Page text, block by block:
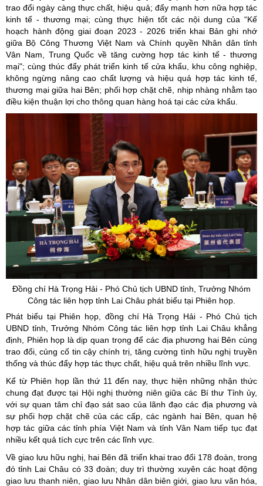
trao đổi ngày càng thực chất, hiệu quả; đẩy mạnh hơn nữa hợp tác
kinh tế - thương mại; cùng thực hiện tốt các nội dung của “Kế
hoạch hành động giai đoạn 2023 - 2026 triển khai Bản ghi nhớ
giữa Bộ Công Thương Việt Nam và Chính quyền Nhân dân tỉnh
Vân Nam, Trung Quốc về tăng cường hợp tác kinh tế - thương
mại"; cùng thúc đẩy phát triển kinh tế cửa khẩu, khu công nghiệp,
không ngừng nâng cao chất lượng và hiệu quả hợp tác kinh tế,
thương mại giữa hai Bên; phối hợp chặt chẽ, nhịp nhàng nhằm tạo
điều kiện thuận lợi cho thông quan hàng hoá tại các cửa khẩu.
Đồng chí Hà Trọng Hải - Phó Chủ tịch UBND tỉnh, Trưởng Nhóm
Công tác liên hợp tỉnh Lai Châu phát biểu tại Phiên họp.
Phát biểu tại Phiên họp, đồng chí Hà Trọng Hải - Phó Chủ tịch
UBND tỉnh, Trưởng Nhóm Công tác liên hợp tỉnh Lai Châu khẳng
định, Phiên họp là dịp quan trọng để các địa phương hai Bên cùng
trao đổi, củng cố tin cậy chính trị, tăng cường tình hữu nghị truyền
thống và thúc đẩy hợp tác thực chất, hiệu quả trên nhiều lĩnh vực.
Kể từ Phiên họp lần thứ 11 đến nay, thực hiện những nhận thức
chung đạt được tại Hội nghị thường niên giữa các Bí thư Tỉnh ủy,
với sự quan tâm chỉ đạo sát sao của lãnh đạo các địa phương và
sự phối hợp chặt chẽ của các cấp, các ngành hai Bên, quan hệ
hợp tác giữa các tỉnh phía Việt Nam và tỉnh Vân Nam tiếp tục đạt
nhiều kết quả tích cực trên các lĩnh vực.
Về giao lưu hữu nghị, hai Bên đã triển khai trao đổi 178 đoàn, trong
đó tỉnh Lai Châu có 33 đoàn; duy trì thường xuyên các hoạt động
giao lưu thanh niên, giao lưu Nhân dân biên giới, giao lưu văn hóa,